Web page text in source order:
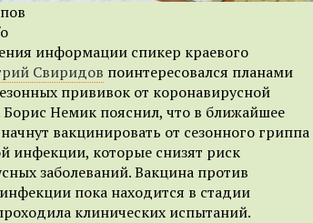
информации спикер краевого
Свиридов поинтересовался планами
прививок от коронавирусной
Немик пояснил, что в ближайшее
вакцинировать от сезонного гриппа
инфекции, которые снизят риск
заболеваний. Вакцина против
пока находится в стадии
клинических испытаний.